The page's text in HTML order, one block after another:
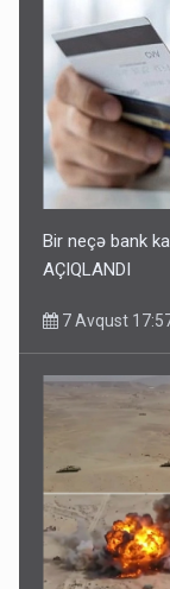
Bir neçə bank
AÇIQLANDI
7 Avqust